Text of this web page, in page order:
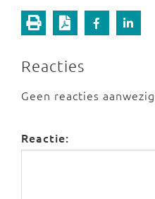
Reacties
Geen reacties aanwezig
Reactie: